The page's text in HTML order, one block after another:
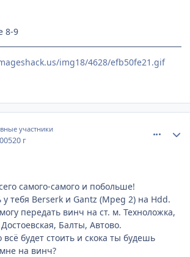
8-9
img18/4628/efb50fe21.gif
участники
20 г
самого-самого и побольше!
у тебя Berserk и Gantz (Mpeg 2) на Hdd.
передать винч на ст. м. Техноложка,
Балты, Автово.
всё будет стоить и скока ты будешь
на винч?